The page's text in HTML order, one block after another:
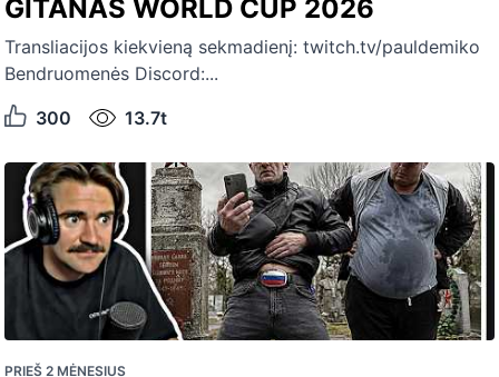
GITANAS WORLD CUP 2026
Transliacijos kiekvieną sekmadienį: twitch.tv/pauldemiko
Bendruomenės Discord:...
300
13.7t
PRIEŠ 2 MĖNESIUS